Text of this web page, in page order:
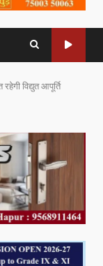
विद्युत आपूर्ति